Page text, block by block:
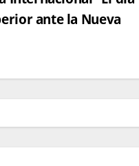
ante la Nueva